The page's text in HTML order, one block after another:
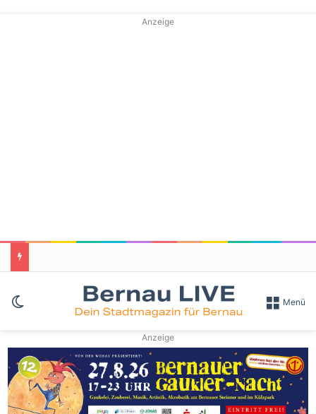
Anzeige
Skin umschalten Menü
Anzeige